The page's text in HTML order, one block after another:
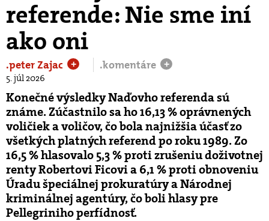
referende: Nie sme iní
ako oni
.peter Zajac + .komentáre +
5. júl 2026
Konečné výsledky Naďovho referenda sú
známe. Zúčastnilo sa ho 16,13 % oprávnených
voličiek a voličov, čo bola najnižšia účasť zo
všetkých platných referend po roku 1989. Zo
16,5 % hlasovalo 5,3 % proti zrušeniu doživotnej
renty Robertovi Ficovi a 6,1 % proti obnoveniu
Úradu špeciálnej prokuratúry a Národnej
kriminálnej agentúry, čo boli hlasy pre
Pellegriniho perfídnosť.